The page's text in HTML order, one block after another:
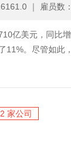
｜ 雇员数
亿美元，同比
。尽管如此
家公司